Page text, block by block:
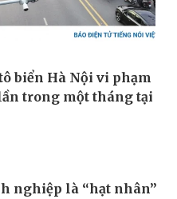
nghiệp là “hạt nhân”